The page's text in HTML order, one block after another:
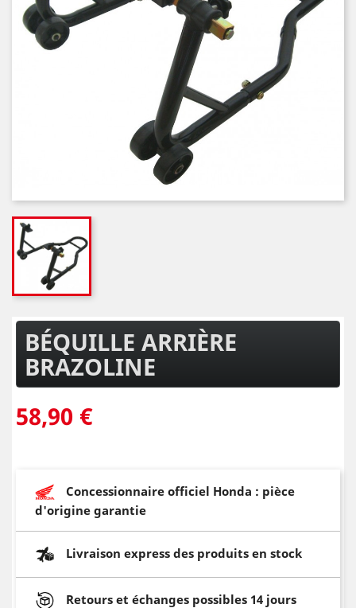
BÉQUILLE ARRIÈRE
BRAZOLINE
58,90 €
Concessionnaire officiel Honda : pièce
d'origine garantie
Livraison express des produits en stock
Retours et échanges possibles 14 jours